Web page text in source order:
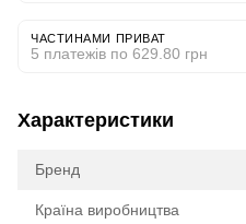
ЧАСТИНАМИ ПРИВАТ
5 платежів по 629.80 грн
Характеристики
Бренд
Країна виробництва